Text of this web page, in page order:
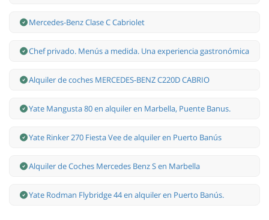
Mercedes-Benz Clase С Cabriolet
Chef privado. Menús a medida. Una experiencia gastronómica
Alquiler de coches MERCEDES-BENZ C220D CABRIO
Yate Mangusta 80 en alquiler en Marbella, Puente Banus.
Yate Rinker 270 Fiesta Vee de alquiler en Puerto Banús
Alquiler de Coches Mercedes Benz S en Marbella
Yate Rodman Flybridge 44 en alquiler en Puerto Banús.